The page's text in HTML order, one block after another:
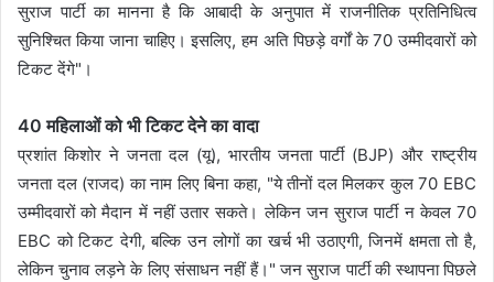
सुराज पार्टी का मानना है कि आबादी के अनुपात में राजनीतिक प्रतिनिधित्व
सुनिश्चित किया जाना चाहिए। इसलिए, हम अति पिछड़े वर्गों के 70 उम्मीदवारों को
टिकट देंगे"।
40 महिलाओं को भी टिकट देने का वादा
प्रशांत किशोर ने जनता दल (यू), भारतीय जनता पार्टी (BJP) और राष्ट्रीय
जनता दल (राजद) का नाम लिए बिना कहा, "ये तीनों दल मिलकर कुल 70 EBC
उम्मीदवारों को मैदान में नहीं उतार सकते। लेकिन जन सुराज पार्टी न केवल 70
EBC को टिकट देगी, बल्कि उन लोगों का खर्च भी उठाएगी, जिनमें क्षमता तो है,
लेकिन चुनाव लड़ने के लिए संसाधन नहीं हैं।" जन सुराज पार्टी की स्थापना पिछले